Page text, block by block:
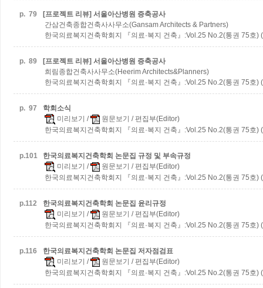
p. 79
[프로젝트 리뷰] 서울아산병원 증축공사
간삼건축종합건축사사무소(Gansam Architects & Partners)
한국의료복지건축학회지 『의료·복지 건축』:Vol.25 No.2(통권 75호)
p. 89
[프로젝트 리뷰] 서울아산병원 증축공사
희림종합건축사사무소(Heerim Architects&Planners)
한국의료복지건축학회지 『의료·복지 건축』:Vol.25 No.2(통권 75호)
p. 97
학회소식
미리보기 / 원문보기 / 편집부(Editor)
한국의료복지건축학회지 『의료·복지 건축』:Vol.25 No.2(통권 75호)
p.101
한국의료복지건축학회 논문집 규정 및 부속규정
미리보기 / 원문보기 / 편집부(Editor)
한국의료복지건축학회지 『의료·복지 건축』:Vol.25 No.2(통권 75호)
p.112
한국의료복지건축학회 논문집 윤리규정
미리보기 / 원문보기 / 편집부(Editor)
한국의료복지건축학회지 『의료·복지 건축』:Vol.25 No.2(통권 75호)
p.116
한국의료복지건축학회 논문집 저자점검표
미리보기 / 원문보기 / 편집부(Editor)
한국의료복지건축학회지 『의료·복지 건축』:Vol.25 No.2(통권 75호)